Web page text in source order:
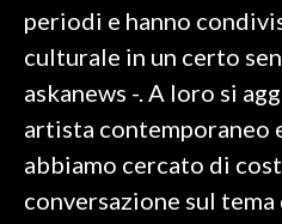
EVENTI
3 MINUTI CON
periodi e hanno
culturale in un certo
askanews -. A loro si
artista contemporaneo
abbiamo cercato di
conversazione sul tema